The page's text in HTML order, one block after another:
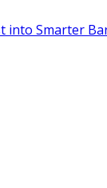
Smarter